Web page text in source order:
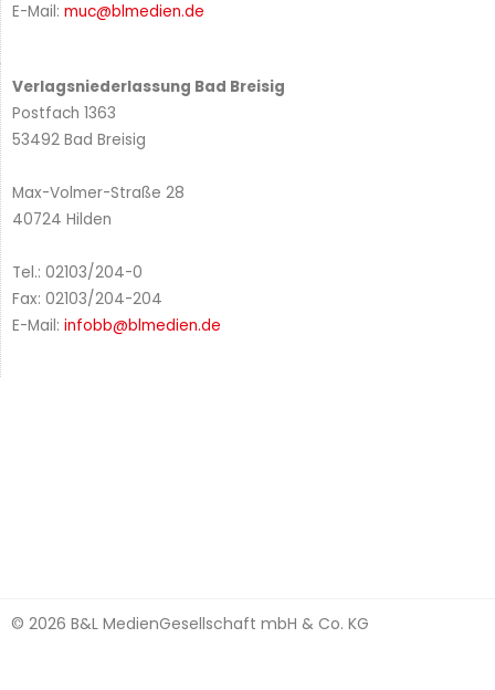
E-Mail: muc@blmedien.de
Verlagsniederlassung Bad Breisig
Postfach 1363
53492 Bad Breisig
Max-Volmer-Straße 28
40724 Hilden
Tel.: 02103/204-0
Fax: 02103/204-204
E-Mail: infobb@blmedien.de
© 2026 B&L MedienGesellschaft mbH & Co. KG